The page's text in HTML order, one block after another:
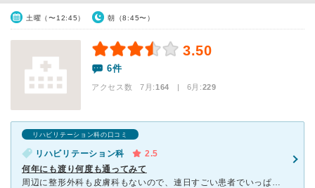
土曜（〜12:45） 朝（8:45〜）
3.50
6件
アクセス数 7月:164 | 6月:229
リハビリテーション科の口コミ
リハビリテーション科
2.5
何年にも渡り何度も通ってみて
周辺に整形外科も皮膚科もないので、連日すごい患者でいっぱいです。リハビリがあるのでお年寄りが多いせいか、受け付けの女性の話し方も声の大きさも圧力を感じます。連携はなかなかすごいが、忙しさからか事務作業